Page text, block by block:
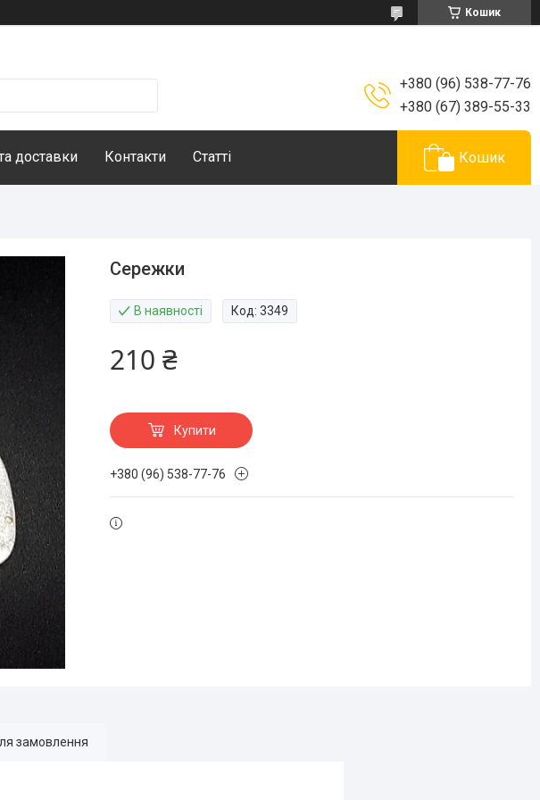
Кошик
+380 (96) 538-77-76
+380 (67) 389-55-33
доставки Контакти Статті Кошик
Сережки
В наявності Код:3349
210 ₴
Купити
+380 (96) 538-77-76
замовлення